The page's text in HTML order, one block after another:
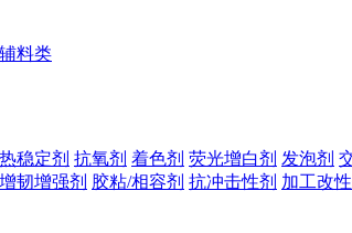
辅料类
热稳定剂 抗氧剂 着色剂 荧光增白剂 发泡剂
增韧增强剂 胶粘/相容剂 抗冲击性剂 加工改性